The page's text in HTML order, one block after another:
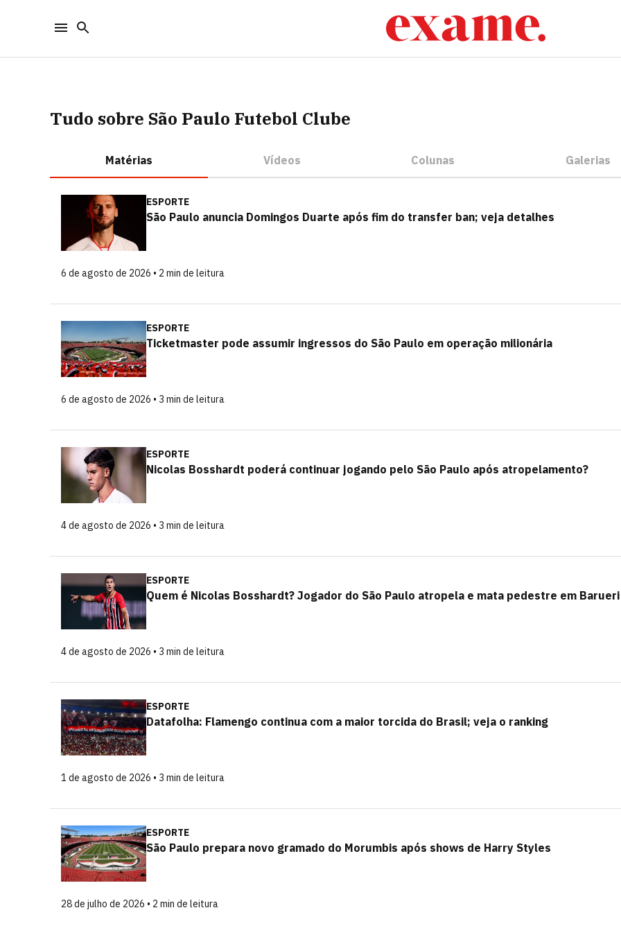
Tudo sobre São Paulo Futebol Clube
Matérias Vídeos Colunas Galerias
ESPORTE
São Paulo anuncia Domingos Duarte após fim do transfer ban; veja detalhes
6 de agosto de 2026 • 2 min de leitura
ESPORTE
Ticketmaster pode assumir ingressos do São Paulo em operação milionária
6 de agosto de 2026 • 3 min de leitura
ESPORTE
Nicolas Bosshardt poderá continuar jogando pelo São Paulo após atropelamento?
4 de agosto de 2026 • 3 min de leitura
ESPORTE
Quem é Nicolas Bosshardt? Jogador do São Paulo atropela e mata pedestre em Barueri
4 de agosto de 2026 • 3 min de leitura
ESPORTE
Datafolha: Flamengo continua com a maior torcida do Brasil; veja o ranking
1 de agosto de 2026 • 3 min de leitura
ESPORTE
São Paulo prepara novo gramado do Morumbis após shows de Harry Styles
28 de julho de 2026 • 2 min de leitura